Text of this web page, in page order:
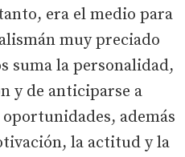
era el medio para
muy preciado
suma la personalidad,
y de anticiparse a
además
la actitud y la